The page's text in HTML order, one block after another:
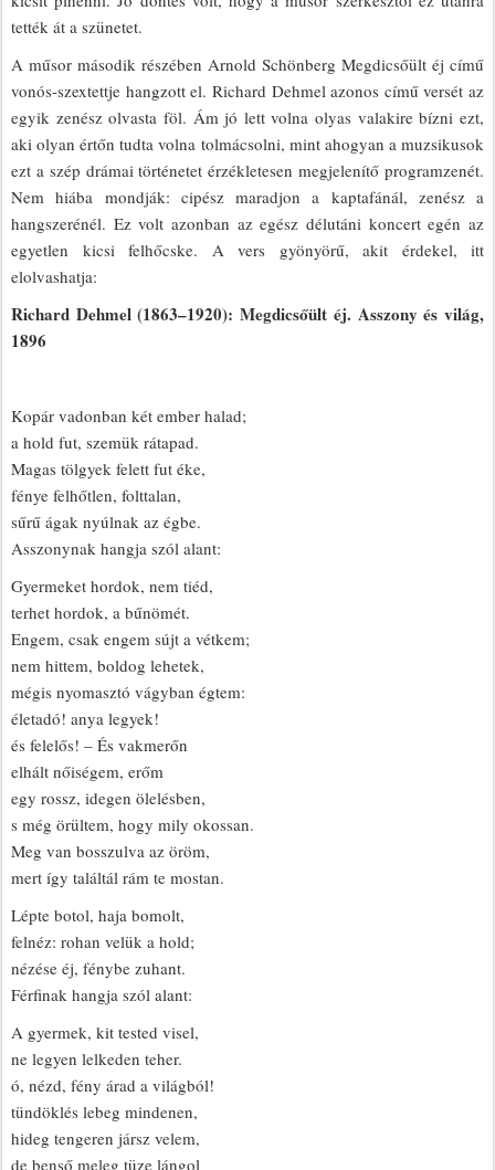
tették át a szünetet.
A műsor második részében Arnold Schönberg Megdicsőült éj című
vonós-szextettje hangzott el. Richard Dehmel azonos című versét az
egyik zenész olvasta föl. Ám jó lett volna olyas valakire bízni ezt,
aki olyan értőn tudta volna tolmácsolni, mint ahogyan a muzsikusok
ezt a szép drámai történetet érzékletesen megjelenítő programzenét.
Nem hiába mondják: cipész maradjon a kaptafánál, zenész a
hangszerénél. Ez volt azonban az egész délutáni koncert egén az
egyetlen kicsi felhőcske. A vers gyönyörű, akit érdekel, itt
elolvashatja:
Richard Dehmel (1863–1920): Megdicsőült éj. Asszony és világ,
1896
Kopár vadonban két ember halad;
a hold fut, szemük rátapad.
Magas tölgyek felett fut éke,
fénye felhőtlen, folttalan,
sűrű ágak nyúlnak az égbe.
Asszonynak hangja szól alant:
Gyermeket hordok, nem tiéd,
terhet hordok, a bűnömét.
Engem, csak engem sújt a vétkem;
nem hittem, boldog lehetek,
mégis nyomasztó vágyban égtem:
életadó! anya legyek!
és felelős! – És vakmerőn
elhált nőiségem, erőm
egy rossz, idegen ölelésben,
s még örültem, hogy mily okossan.
Meg van bosszulva az öröm,
mert így találtál rám te mostan.
Lépte botol, haja bomolt,
felnéz: rohan velük a hold;
nézése éj, fénybe zuhant.
Férfinak hangja szól alant:
A gyermek, kit tested visel,
ne legyen lelkeden teher.
ó, nézd, fény árad a világból!
tündöklés lebeg mindenen,
hideg tengeren jársz velem,
de benső meleg tüze lángol